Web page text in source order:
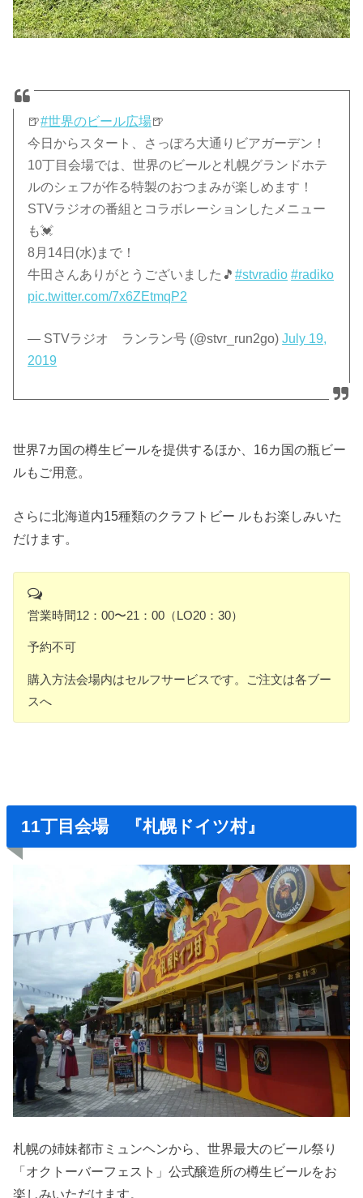
🍺#世界のビール広場🍺
今日からスタート、さっぽろ大通りビアガーデン！
10丁目会場では、世界のビールと札幌グランドホテ
ルのシェフが作る特製のおつまみが楽しめます！
STVラジオの番組とコラボレーションしたメニュー
も💓
8月14日(水)まで！
牛田さんありがとうございました🎵#stvradio #radiko
pic.twitter.com/7x6ZEtmqP2
— STVラジオ ランラン号 (@stvr_run2go)July 19,
2019
世界7カ国の樽生ビールを提供するほか、16カ国の瓶ビー
ルもご用意。
さらに北海道内15種類のクラフトビー ルもお楽しみいた
だけます。
営業時間12：00〜21：00（LO20：30）
予約不可
購入方法会場内はセルフサービスです。ご注文は各ブー
スへ
11丁目会場 『札幌ドイツ村』
札幌の姉妹都市ミュンヘンから、世界最大のビール祭り
「オクトーバーフェスト」公式醸造所の樽生ビールをお
楽しみいただけます。